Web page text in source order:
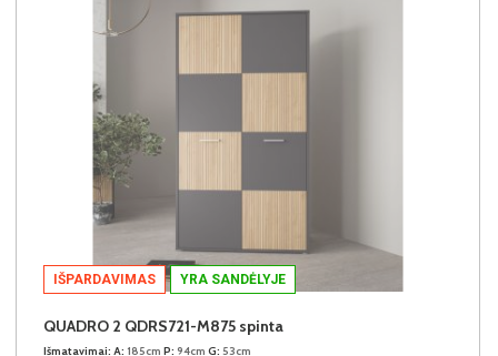
IŠPARDAVIMAS YRA SANDĖLYJE
QUADRO 2 QDRS721-M875 spinta
Išmatavimai: A: 185cm P: 94cm G: 53cm